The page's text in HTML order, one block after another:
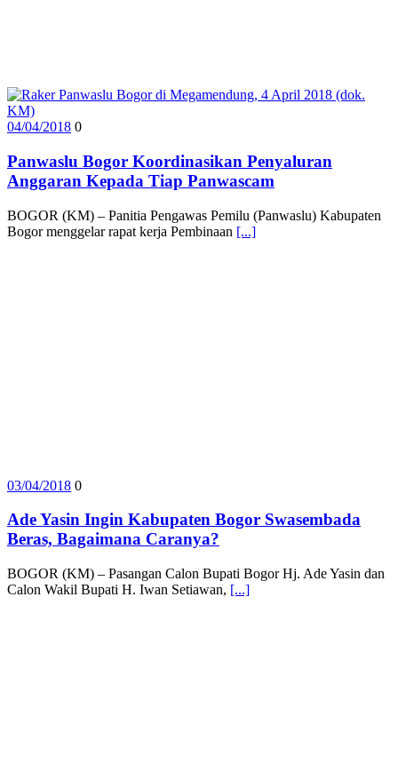
04/04/2018 0
Panwaslu Bogor Koordinasikan Penyaluran
Anggaran Kepada Tiap Panwascam
BOGOR (KM) – Panitia Pengawas Pemilu (Panwaslu) Kabupaten
Bogor menggelar rapat kerja Pembinaan [...]
03/04/2018 0
Ade Yasin Ingin Kabupaten Bogor Swasembada
Beras, Bagaimana Caranya?
BOGOR (KM) – Pasangan Calon Bupati Bogor Hj. Ade Yasin dan
Calon Wakil Bupati H. Iwan Setiawan, [...]